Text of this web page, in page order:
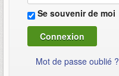
Se souvenir de moi
Mot de passe oublié ?